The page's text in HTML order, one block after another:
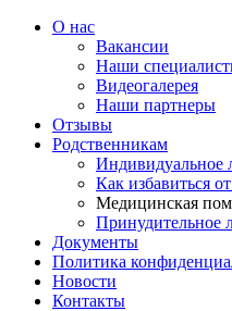
О нас
Вакансии
Наши
Видеогалерея
Наши партнеры
Отзывы
Родственникам
Индивидуальное
Как избавиться
Медицинская
Принудительное
Документы
Политика
Новости
Контакты